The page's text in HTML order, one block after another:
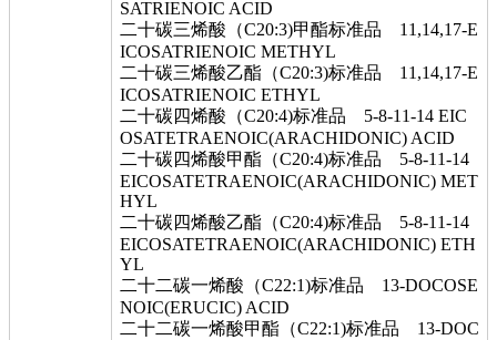
SATRIENOIC ACID
二十碳三烯酸（C20:3)甲酯标准品 11,14,17-E
ICOSATRIENOIC METHYL
二十碳三烯酸乙酯（C20:3)标准品 11,14,17-E
ICOSATRIENOIC ETHYL
二十碳四烯酸（C20:4)标准品 5-8-11-14 EIC
OSATETRAENOIC(ARACHIDONIC) ACID
二十碳四烯酸甲酯（C20:4)标准品 5-8-11-14
EICOSATETRAENOIC(ARACHIDONIC) MET
HYL
二十碳四烯酸乙酯（C20:4)标准品 5-8-11-14
EICOSATETRAENOIC(ARACHIDONIC) ETH
YL
二十二碳一烯酸（C22:1)标准品 13-DOCOSE
NOIC(ERUCIC) ACID
二十二碳一烯酸甲酯（C22:1)标准品 13-DOC